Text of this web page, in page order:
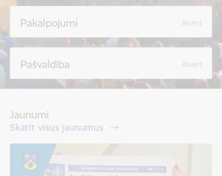
Pakalpojumi Atvērt
Pašvaldība Atvērt
Jaunumi
Skatīt visus jaunumus